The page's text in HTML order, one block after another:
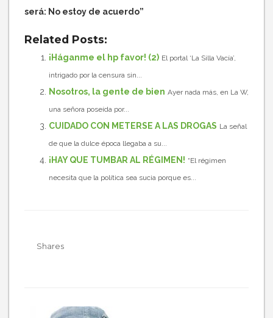
será: No estoy de acuerdo”
Related Posts:
¡Háganme el hp favor! (2) El portal ‘La Silla Vacía’,
intrigado por la censura sin...
Nosotros, la gente de bien Ayer nada más, en La W,
una señora poseída por...
CUIDADO CON METERSE A LAS DROGAS La señal
de que la dulce época llegaba a su...
¡HAY QUE TUMBAR AL RÉGIMEN! “El régimen
necesita que la política sea sucia porque es...
Shares